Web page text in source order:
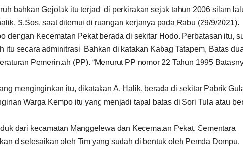
bahkan Gejolak itu terjadi di perkirakan sejak tahun 2006 silam
S.Sos, saat ditemui di ruangan kerjanya pada Rabu (29/9/2021).
dengan Kecematan Pekat berada di sekitar Hodo. Perbatasan itu,
itu secara adminitrasi. Bahkan di katakan Kabag Tatapem, Batas
Pemerintah (PP). “Menurut PP nomor 22 Tahun 1995
menginginkan itu, dikatakan A. Halik, berada di sekitar Pabrik
Warga Kempo itu yang menjadi tapal batas di Sori Tula atau
dari kecamatan Manggelewa dan Kecematan Pekat. Sementara
diselesaikan oleh Tim yang sudah di bentuk oleh Pemda Dompu.